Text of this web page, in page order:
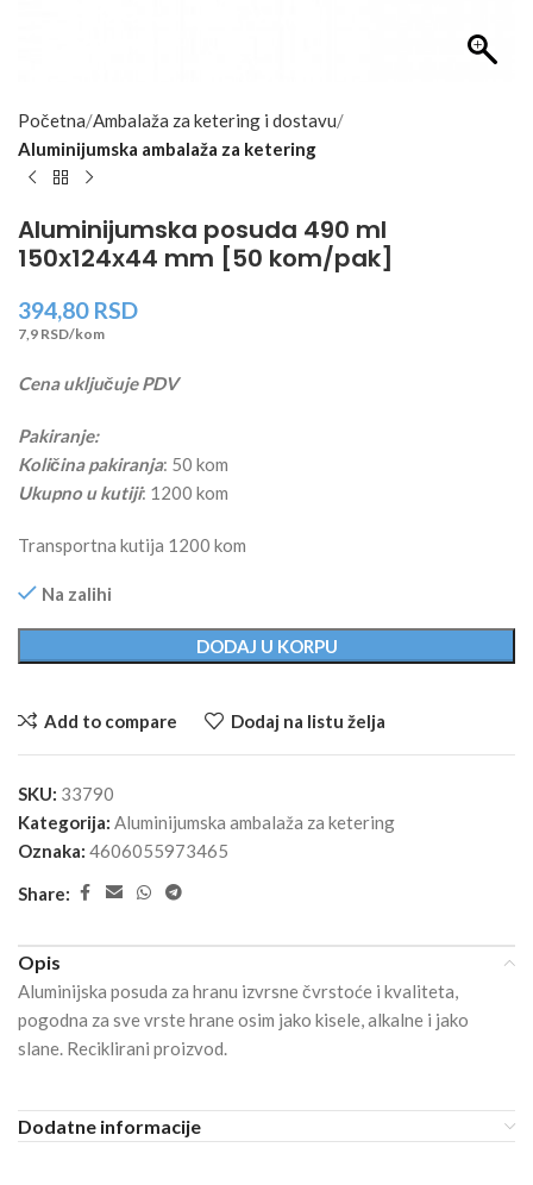
Početna Ambalaža za ketering i dostavu
Aluminijumska ambalaža za ketering
Aluminijumska posuda 490 ml
150х124х44 mm [50 kom/pak]
394,80 RSD
7,9 RSD/kom
Cena uključuje PDV
Pakiranje:
Količina pakiranja: 50 kom
Ukupno u kutiji: 1200 kom
Transportna kutija 1200 kom
Na zalihi
DODAJ U KORPU
Add to compare Dodaj na listu želja
SKU: 33790
Kategorija: Aluminijumska ambalaža za ketering
Oznaka: 4606055973465
Share:
Opis
Aluminijska posuda za hranu izvrsne čvrstoće i kvaliteta,
pogodna za sve vrste hrane osim jako kisele, alkalne i jako
slane. Reciklirani proizvod.
Dodatne informacije